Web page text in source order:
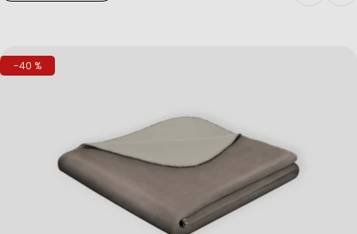
-40 %